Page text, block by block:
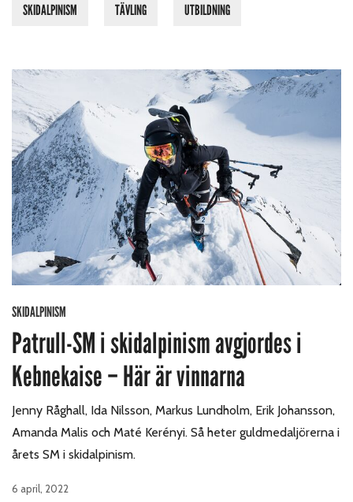
SKIDALPINISM TÄVLING UTBILDNING
SKIDALPINISM
Patrull-SM i skidalpinism avgjordes i
Kebnekaise – Här är vinnarna
Jenny Råghall, Ida Nilsson, Markus Lundholm, Erik Johansson,
Amanda Malis och Maté Kerényi. Så heter guldmedaljörerna i
årets SM i skidalpinism.
6 april, 2022